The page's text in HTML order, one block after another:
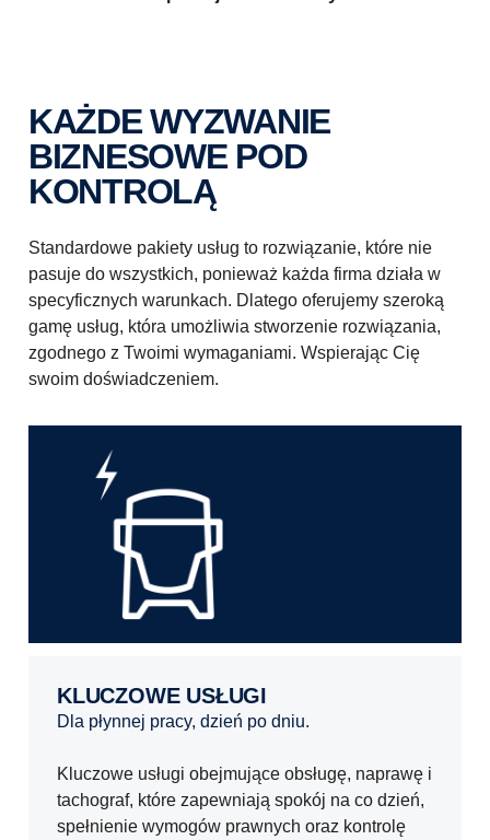
KAŻDE WYZWANIE
BIZNESOWE POD
KONTROLĄ
Standardowe pakiety usług to rozwiązanie, które nie
pasuje do wszystkich, ponieważ każda firma działa w
specyficznych warunkach. Dlatego oferujemy szeroką
gamę usług, która umożliwia stworzenie rozwiązania,
zgodnego z Twoimi wymaganiami. Wspierając Cię
swoim doświadczeniem.
KLUCZOWE USŁUGI
dla płynnej pracy, dzień po dniu.
Kluczowe usługi obejmujące obsługę, naprawę i
tachograf, które zapewniają spokój na co dzień,
spełnienie wymogów prawnych oraz kontrolę